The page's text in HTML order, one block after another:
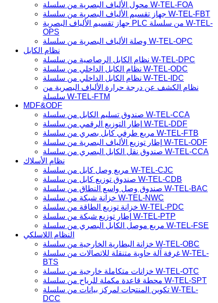
محول الألياف البصرية من سلسلة W-TEL-FOA
جهاز تقسيم الألياف البصرية من سلسلة W-TEL-FBT
جهاز تقسيم الألياف البصرية PLC من سلسلة W-TEL-
OPS
وصلة الألياف البصرية من سلسلة W-TEL-OPC
نظام الكابل
نظام الكابل الرصاصية من سلسلة W-TEL-DPC
نظام الكابل الداخلي من سلسلة W-TEL-ODC
نظام الكابل الداخلي من سلسلة W-TEL-IDC
نظام الكشف عن درجة حرارة الألياف البصرية من
سلسلة W-TEL-FTM
MDF&ODF
صندوق تسليم الكابل من سلسلة W-TEL-CCA
إطار التوزيع الرقمي من سلسلة W-TEL-DDF
مربع طرفي كابل بصري من سلسلة W-TEL-FTB
إطار توزيع الألياف البصرية من سلسلة W-TEL-ODF
صندوق نقل الكابل البصري من سلسلة W-TEL-CCA
نظام الأسلاك
مربع وصل كابل من سلسلة W-TEL-CJC
صندوق توزيع كابل من سلسلة W-TEL-CDB
صندوق وصل واسع النطاق من سلسلة W-TEL-BAC
خزانة شبكة من سلسلة W-TEL-NWC
خزانة توزيع الطاقة من سلسلة W-TEL-PDC
إطار توزيع شبكة من سلسلة W-TEL-PTP
مربع موصل الكابل البصري من سلسلة W-TEL-FSE
النظام اللاسلكي
خزانة البطارية الخارجية من سلسلة W-TEL-OBC
غرفة آلة حاوية متنقلة للاتصالات من سلسلة W-TEL-
BTS
خزانات متكاملة خارجية من سلسلة W-TEL-OTC
محطة قاعدة مكملة للرياح من سلسلة W-TEL-SPT
تكوين المنتجات لمركز بيانات من سلسلة W-TEL-
DCC